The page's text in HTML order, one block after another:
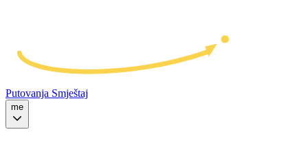
Putovanja Smještaj
me